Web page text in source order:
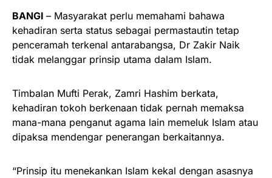
BANGI – Masyarakat perlu memahami bahawa
kehadiran serta status sebagai permastautin tetap
penceramah terkenal antarabangsa, Dr Zakir Naik
tidak melanggar prinsip utama dalam Islam.
Timbalan Mufti Perak, Zamri Hashim berkata,
kehadiran tokoh berkenaan tidak pernah memaksa
mana-mana penganut agama lain memeluk Islam atau
dipaksa mendengar penerangan berkaitannya.
“Prinsip itu menekankan Islam kekal dengan asasnya